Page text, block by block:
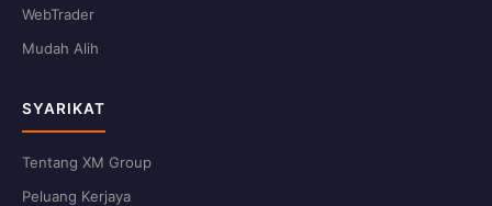
WebTrader
Mudah Alih
SYARIKAT
Tentang XM Group
Peluang Kerjaya